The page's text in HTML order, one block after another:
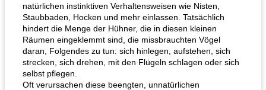
natürlichen instinktiven Verhaltensweisen wie Nisten,
Staubbaden, Hocken und mehr einlassen. Tatsächlich
hindert die Menge der Hühner, die in diesen kleinen
Räumen eingeklemmt sind, die missbrauchten Vögel
daran, Folgendes zu tun: sich hinlegen, aufstehen, sich
strecken, sich drehen, mit den Flügeln schlagen oder sich
selbst pflegen.
Oft verursachen diese beengten, unnatürlichen